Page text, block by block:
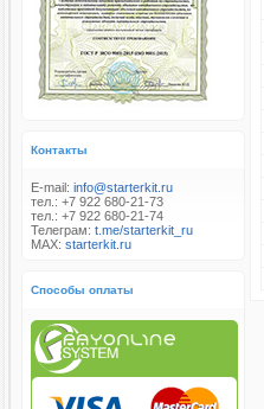
Контакты
E-mail: info@starterkit.ru
тел.: +7 922 680-21-73
тел.: +7 922 680-21-74
Телеграм: t.me/starterkit_ru
MAX: starterkit.ru
Способы оплаты